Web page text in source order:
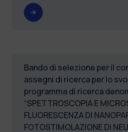
Bando di selezione per il
assegni di ricerca per lo
programma di ricerca
“SPETTROSCOPIA E
FLUORESCENZA DI
FOTOSTIMOLAZIONE DI